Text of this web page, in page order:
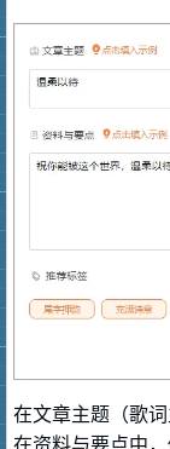
在文章主题（歌